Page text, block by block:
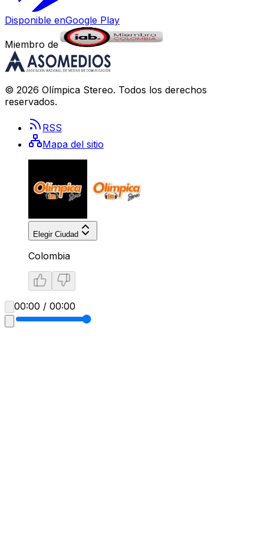
Disponible enGoogle Play
Miembro de
© 2026 Olímpica Stereo. Todos los derechos
reservados.
RSS
Mapa del sitio
Elegir Ciudad
Colombia
00:00 / 00:00